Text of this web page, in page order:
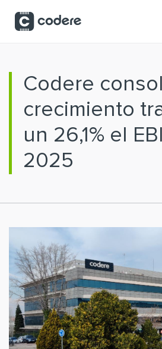
Codere
crecimiento
un 26,1% el
2025